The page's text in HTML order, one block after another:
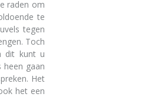
raden om
te
tegen
Toch
dit kunt u
gaan
Het
het een